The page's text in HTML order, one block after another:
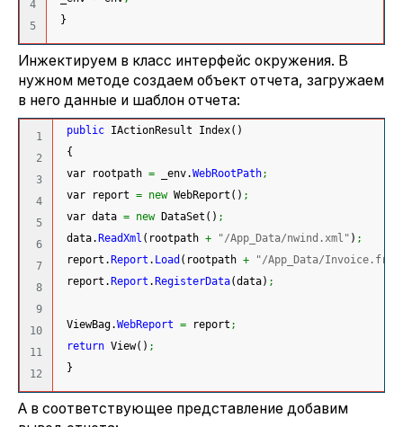
4
}
Инжектируем в класс интерфейс окружения. В
нужном методе создаем объект отчета, загружаем
в него данные и шаблон отчета:
1
2
3
4
5
6
7
8
9
10
11
public IActionResult Index( )
{
var rootpath = _env.WebRootPath;
var report = new WebReport ( ) ;
var data = new DataSet ( ) ;
data. ReadXml ( rootpath + "/App_Data/nwind.xml" ) ;
report. Report . Load ( rootpath + "/App_Data/Invoice.frx"
report. Report . RegisterData(data) ;
ViewBag.WebReport = report ;
return View( ) ;
}
А в соответствующее представление добавим